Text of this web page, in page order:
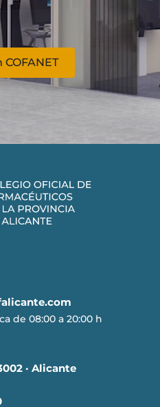
de 08:00 a 20:00 h
· Alicante